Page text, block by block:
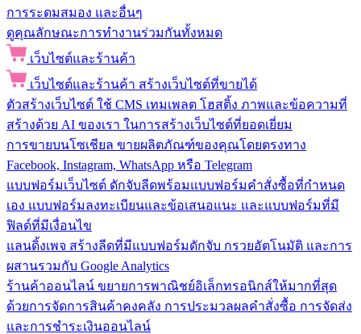
การระดมสมอง และอื่นๆ
ดูคุณลักษณะการทำงานร่วมกันทั้งหมด
เว็บไซต์และร้านค้า
เว็บไซต์และร้านค้า สร้างเว็บไซต์ที่ขายได้
ตัวสร้างเว็บไซต์ ใช้ CMS เทมเพลต โฮสติ้ง ภาพและข้อความที่
สร้างด้วย AI ของเรา ในการสร้างเว็บไซต์ที่ยอดเยี่ยม
การขายบนโซเชียล ขายผลิตภัณฑ์ของคุณโดยตรงทาง
Facebook, Instagram, WhatsApp หรือ Telegram
แบบฟอร์มเว็บไซต์ ดักจับลีดพร้อมแบบฟอร์มคำสั่งซื้อที่กำหนด
เอง แบบฟอร์มลงทะเบียนและข้อเสนอแนะ และแบบฟอร์มที่มี
ฟิลด์ที่มีเงื่อนไข
แลนดิ้งเพจ สร้างลีดที่มีแบบฟอร์มดักจับ กรวยอัตโนมัติ และการ
ผสานรวมกับ Google Analytics
ร้านค้าออนไลน์ ขยายการพาณิชย์อิเล็กทรอนิกส์ให้มากที่สุด
ด้วยการจัดการสินค้าคงคลัง การประมวลผลคำสั่งซื้อ การจัดส่ง
และการชำระเงินออนไลน์